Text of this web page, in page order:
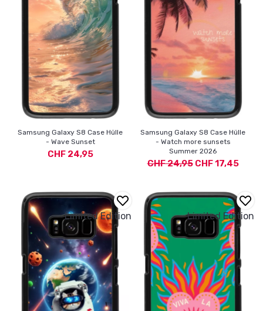
Samsung Galaxy S8 Case Hülle
- Wave Sunset
CHF 24,95
Samsung Galaxy S8 Case Hülle
- Watch more sunsets
Summer 2026
CHF 24,95CHF 17,45
Limited Edition Limited Edition